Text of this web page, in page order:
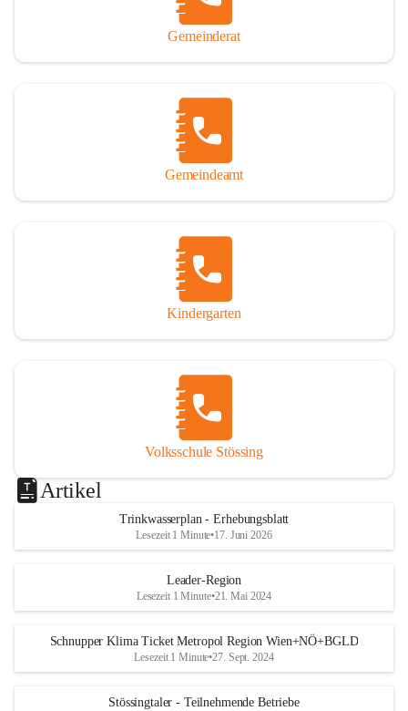
Gemeinderat
Gemeindeamt
Kindergarten
Volksschule Stössing
Artikel
Trinkwasserplan - Erhebungsblatt
Lesezeit 1 Minute•17. Juni 2026
Leader-Region
Lesezeit 1 Minute•21. Mai 2024
Schnupper Klima Ticket Metropol Region Wien+NÖ+BGLD
Lesezeit 1 Minute•27. Sept. 2024
Stössingtaler - Teilnehmende Betriebe